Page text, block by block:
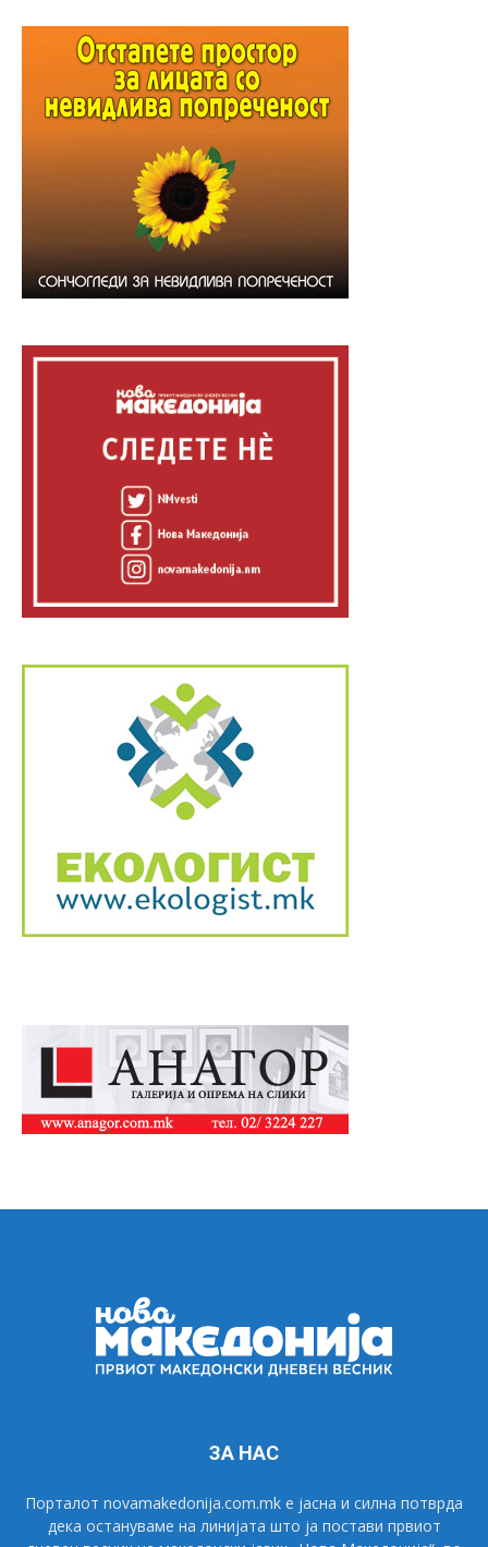
ЗА НАС
Порталот novamakedonija.com.mk е јасна и силна потврда
дека остануваме на линијата што ја постави првиот